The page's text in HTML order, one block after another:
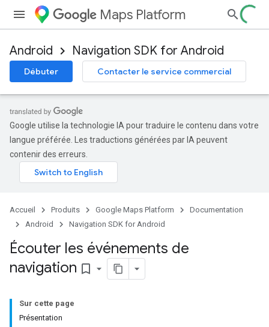
Maps Platform
Android Navigation SDK for Android
Débuter Contacter le service commercial
Google utilise la technologie IA pour traduire le contenu dans votre
langue préférée. Les traductions générées par IA peuvent
contenir des erreurs.
Accueil Produits Google Maps Platform
Documentation
Android
Navigation SDK for Android
Écouter les événements de
navigation bookmark_border
Sur cette page
Présentation